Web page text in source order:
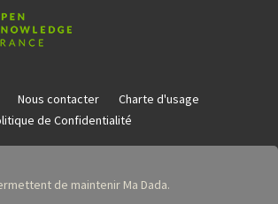
Nous contacter
Charte d'usage
de Confidentialité
de maintenir Ma Dada.